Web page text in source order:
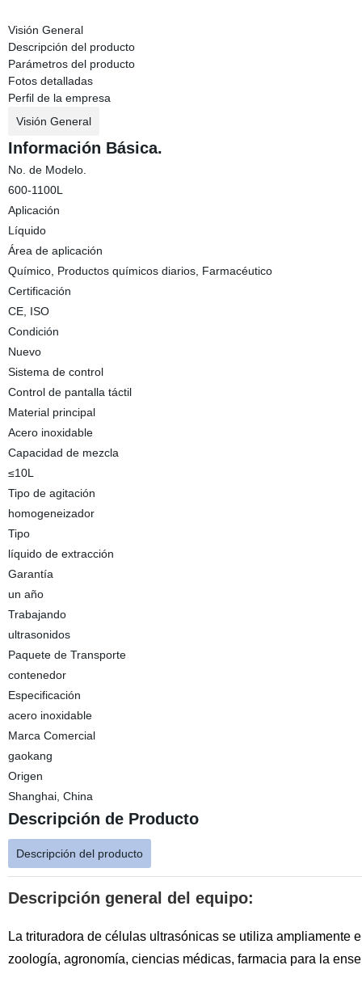
Visión General
Descripción del producto
Parámetros del producto
Fotos detalladas
Perfil de la empresa
Visión General
Información Básica.
No. de Modelo.
600-1100L
Aplicación
Líquido
Área de aplicación
Químico, Productos químicos diarios, Farmacéutico
Certificación
CE, ISO
Condición
Nuevo
Sistema de control
Control de pantalla táctil
Material principal
Acero inoxidable
Capacidad de mezcla
≤10L
Tipo de agitación
homogeneizador
Tipo
líquido de extracción
Garantía
un año
Trabajando
ultrasonidos
Paquete de Transporte
contenedor
Especificación
acero inoxidable
Marca Comercial
gaokang
Origen
Shanghai, China
Descripción de Producto
Descripción del producto
Descripción general del equipo:
La trituradora de células ultrasónicas se utiliza
zoología, agronomía, ciencias médicas, farmacia para la